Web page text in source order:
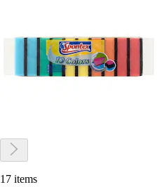
17 items